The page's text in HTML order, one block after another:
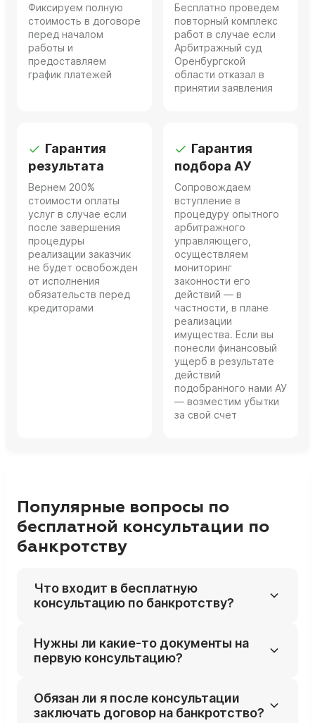
Фиксируем полную
стоимость в договоре
перед началом
работы и
предоставляем
график платежей
Бесплатно проведем
повторный комплекс
работ в случае если
Арбитражный суд
Оренбургской
области отказал в
принятии заявления
Гарантия
результата
Вернем 200%
стоимости оплаты
услуг в случае если
после завершения
процедуры
реализации заказчик
не будет освобожден
от исполнения
обязательств перед
кредиторами
Гарантия
подбора АУ
Сопровождаем
вступление в
процедуру опытного
арбитражного
управляющего,
осуществляем
мониторинг
законности его
действий — в
частности, в плане
реализации
имущества. Если вы
понесли финансовый
ущерб в результате
действий
подобранного нами АУ
— возместим убытки
за свой счет
Популярные вопросы по
бесплатной консультации по
банкротству
Что входит в бесплатную
консультацию по банкротству?
разбирает вашу ситуацию с долгами,
смотрит типы кредиторов, просрочки,
предварительно оценивает, подходит ли
вам банкротство и в каком формате. На
Нужны ли какие‑то документы на
первую консультацию?
кредиторов и суммы долгов, решения судов
и постановления приставов (если есть),
Обязан ли я после консультации
заключать договор на банкротство?